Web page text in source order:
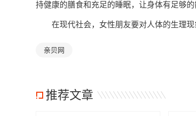
持健康的膳食和充足的睡眠，让身体有足够的
在现代社会，女性朋友要对人体的生理现
亲贝网
推荐文章